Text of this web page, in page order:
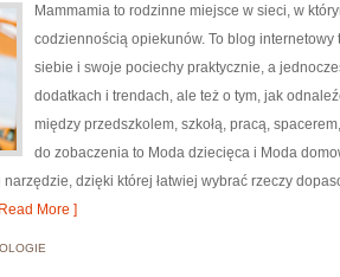
Mammamia to rodzinne miejsce w sieci, w
codziennością opiekunów. To blog
siebie i swoje pociechy praktycznie, a
dodatkach i trendach, ale też o tym, jak
między przedszkolem, szkołą, pracą,
do zobaczenia to Moda dziecięca i Moda
dzięki której łatwiej wybrać rzeczy
More ]